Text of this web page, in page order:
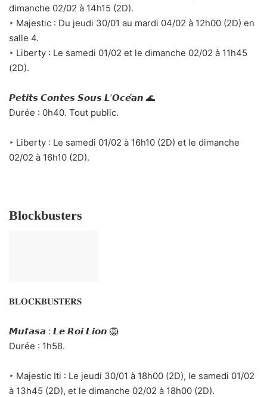
dimanche 02/02 à 14h15 (2D).
‣ Majestic : Du jeudi 30/01 au mardi 04/02 à 12h00 (2D) en
salle 4.
‣ Liberty : Le samedi 01/02 et le dimanche 02/02 à 11h45
(2D).
𝙋𝙚𝙩𝙞𝙩𝙨 𝘾𝙤𝙣𝙩𝙚𝙨 𝙎𝙤𝙪𝙨 𝙇’𝙊𝙘𝙚́𝙖𝙣 🌊
Durée : 0h40. Tout public.
‣ Liberty : Le samedi 01/02 à 16h10 (2D) et le dimanche
02/02 à 16h10 (2D).
Blockbusters
𝐁𝐋𝐎𝐂𝐊𝐁𝐔𝐒𝐓𝐄𝐑𝐒
𝙈𝙪𝙛𝙖𝙨𝙖 : 𝙇𝙚 𝙍𝙤𝙞 𝙇𝙞𝙤𝙣 🦁
Durée : 1h58.
‣ Majestic Iti : Le jeudi 30/01 à 18h00 (2D), le samedi 01/02
à 13h45 (2D), et le dimanche 02/02 à 18h00 (2D).